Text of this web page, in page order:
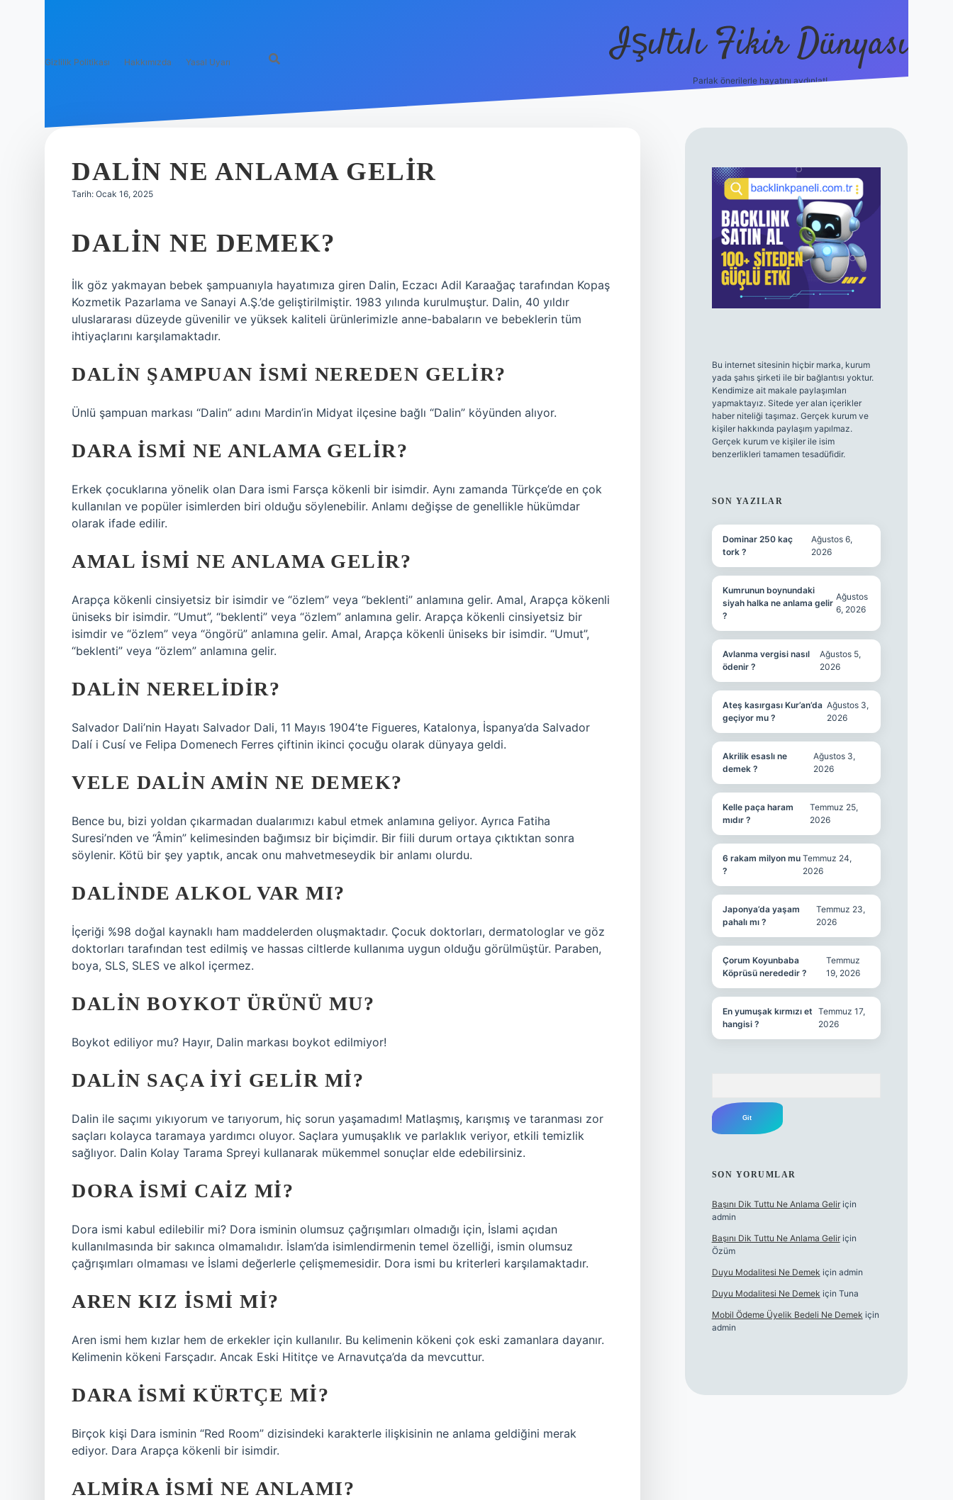
Gizlilik Politikası Hakkımızda Yasal Uyarı Işıltılı Fikir Dünyası
Parlak önerilerle hayatını aydınlat!
DALIN NE ANLAMA GELIR
Tarih: Ocak 16, 2025
DALIN NE DEMEK?
İlk göz yakmayan bebek şampuanıyla hayatımıza giren Dalin, Eczacı Adil Karaağaç tarafından Kopaş
Kozmetik Pazarlama ve Sanayi A.Ş.’de geliştirilmiştir. 1983 yılında kurulmuştur. Dalin, 40 yıldır
uluslararası düzeyde güvenilir ve yüksek kaliteli ürünlerimizle anne-babaların ve bebeklerin tüm
ihtiyaçlarını karşılamaktadır.
DALIN ŞAMPUAN ISMI NEREDEN GELIR?
Ünlü şampuan markası “Dalin” adını Mardin’in Midyat ilçesine bağlı “Dalin” köyünden alıyor.
DARA ISMI NE ANLAMA GELIR?
Erkek çocuklarına yönelik olan Dara ismi Farsça kökenli bir isimdir. Aynı zamanda Türkçe’de en çok
kullanılan ve popüler isimlerden biri olduğu söylenebilir. Anlamı değişse de genellikle hükümdar
olarak ifade edilir.
AMAL ISMI NE ANLAMA GELIR?
Arapça kökenli cinsiyetsiz bir isimdir ve “özlem” veya “beklenti” anlamına gelir. Amal, Arapça kökenli
üniseks bir isimdir. “Umut”, “beklenti” veya “özlem” anlamına gelir. Arapça kökenli cinsiyetsiz bir
isimdir ve “özlem” veya “öngörü” anlamına gelir. Amal, Arapça kökenli üniseks bir isimdir. “Umut”,
“beklenti” veya “özlem” anlamına gelir.
DALIN NERELIDIR?
Salvador Dali’nin Hayatı Salvador Dali, 11 Mayıs 1904’te Figueres, Katalonya, İspanya’da Salvador
Dalí i Cusí ve Felipa Domenech Ferres çiftinin ikinci çocuğu olarak dünyaya geldi.
VELE DALIN AMIN NE DEMEK?
Bence bu, bizi yoldan çıkarmadan dualarımızı kabul etmek anlamına geliyor. Ayrıca Fatiha
Suresi’nden ve “Âmin” kelimesinden bağımsız bir biçimdir. Bir fiili durum ortaya çıktıktan sonra
söylenir. Kötü bir şey yaptık, ancak onu mahvetmeseydik bir anlamı olurdu.
DALINDE ALKOL VAR MI?
İçeriği %98 doğal kaynaklı ham maddelerden oluşmaktadır. Çocuk doktorları, dermatologlar ve göz
doktorları tarafından test edilmiş ve hassas ciltlerde kullanıma uygun olduğu görülmüştür. Paraben,
boya, SLS, SLES ve alkol içermez.
DALIN BOYKOT ÜRÜNÜ MU?
Boykot ediliyor mu? Hayır, Dalin markası boykot edilmiyor!
DALIN SAÇA IYI GELIR MI?
Dalin ile saçımı yıkıyorum ve tarıyorum, hiç sorun yaşamadım! Matlaşmış, karışmış ve taranması zor
saçları kolayca taramaya yardımcı oluyor. Saçlara yumuşaklık ve parlaklık veriyor, etkili temizlik
sağlıyor. Dalin Kolay Tarama Spreyi kullanarak mükemmel sonuçlar elde edebilirsiniz.
DORA ISMI CAIZ MI?
Dora ismi kabul edilebilir mi? Dora isminin olumsuz çağrışımları olmadığı için, İslami açıdan
kullanılmasında bir sakınca olmamalıdır. İslam’da isimlendirmenin temel özelliği, ismin olumsuz
çağrışımları olmaması ve İslami değerlerle çelişmemesidir. Dora ismi bu kriterleri karşılamaktadır.
AREN KIZ ISMI MI?
Aren ismi hem kızlar hem de erkekler için kullanılır. Bu kelimenin kökeni çok eski zamanlara dayanır.
Kelimenin kökeni Farsçadır. Ancak Eski Hititçe ve Arnavutça’da da mevcuttur.
DARA ISMI KÜRTÇE MI?
Birçok kişi Dara isminin “Red Room” dizisindeki karakterle ilişkisinin ne anlama geldiğini merak
ediyor. Dara Arapça kökenli bir isimdir.
ALMIRA ISMI NE ANLAMI?
SIDEBAR
Bu internet sitesinin hiçbir marka, kurum
yada şahıs şirketi ile bir bağlantısı yoktur.
Kendimize ait makale paylaşımları
yapmaktayız. Sitede yer alan içerikler
haber niteliği taşımaz. Gerçek kurum ve
kişiler hakkında paylaşım yapılmaz.
Gerçek kurum ve kişiler ile isim
benzerlikleri tamamen tesadüfidir.
SON YAZILAR
Dominar 250 kaç
tork ?
Ağustos 6,
2026
Kumrunun boynundaki
siyah halka ne anlama gelir
?
Ağustos
6, 2026
Avlanma vergisi nasıl
ödenir ?
Ağustos 5,
2026
Ateş kasırgası Kur’an’da
geçiyor mu ?
Ağustos 3,
2026
Akrilik esaslı ne
demek ?
Ağustos 3,
2026
Kelle paça haram
mıdır ?
Temmuz 25,
2026
6 rakam milyon mu
?
Temmuz 24,
2026
Japonya’da yaşam
pahalı mı ?
Temmuz 23,
2026
Çorum Koyunbaba
Köprüsü nerededir ?
Temmuz
19, 2026
En yumuşak kırmızı et
hangisi ?
Temmuz 17,
2026
SON YORUMLAR
Başını Dik Tuttu Ne Anlama Geliriçin
admin
Başını Dik Tuttu Ne Anlama Geliriçin
Özüm
Duyu Modalitesi Ne Demek için admin
Duyu Modalitesi Ne Demek için Tuna
Mobil Ödeme Üyelik Bedeli Ne Demek için
admin
ilbet canlı maç izle